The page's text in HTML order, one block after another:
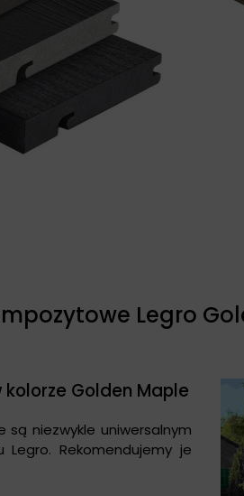
Legro
Golden Maple
niezwykle uniwersalnym
Rekomendujemy je